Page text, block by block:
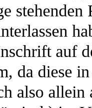
stehenden
auf
da diese
also